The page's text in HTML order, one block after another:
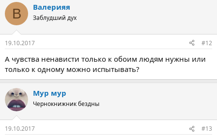
В Валерияя
Заблудший дух
19.10.2017 #12
А чувства ненависти только к обоим людям нужны или
только к одному можно испытывать?
Мур мур
Чернокнижник бездны
19.10.2017 #13